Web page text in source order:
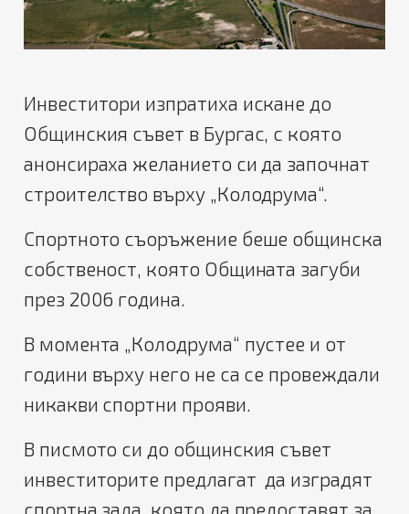
Инвеститори изпратиха искане до
Общинския съвет в Бургас, с която
анонсираха желанието си да започнат
строителство върху „Колодрума“.
Спортното съоръжение беше общинска
собственост, която Общината загуби
през 2006 година.
В момента „Колодрума“ пустее и от
години върху него не са се провеждали
никакви спортни прояви.
В писмото си до общинския съвет
инвеститорите предлагат да изградят
спортна зала, която да предоставят за